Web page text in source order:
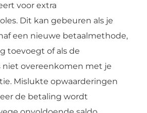
voor extra
Dit kan gebeuren als je
een nieuwe betaalmethode,
toevoegt of als de
niet overeenkomen met je
Mislukte opwaarderingen
de betaling wordt